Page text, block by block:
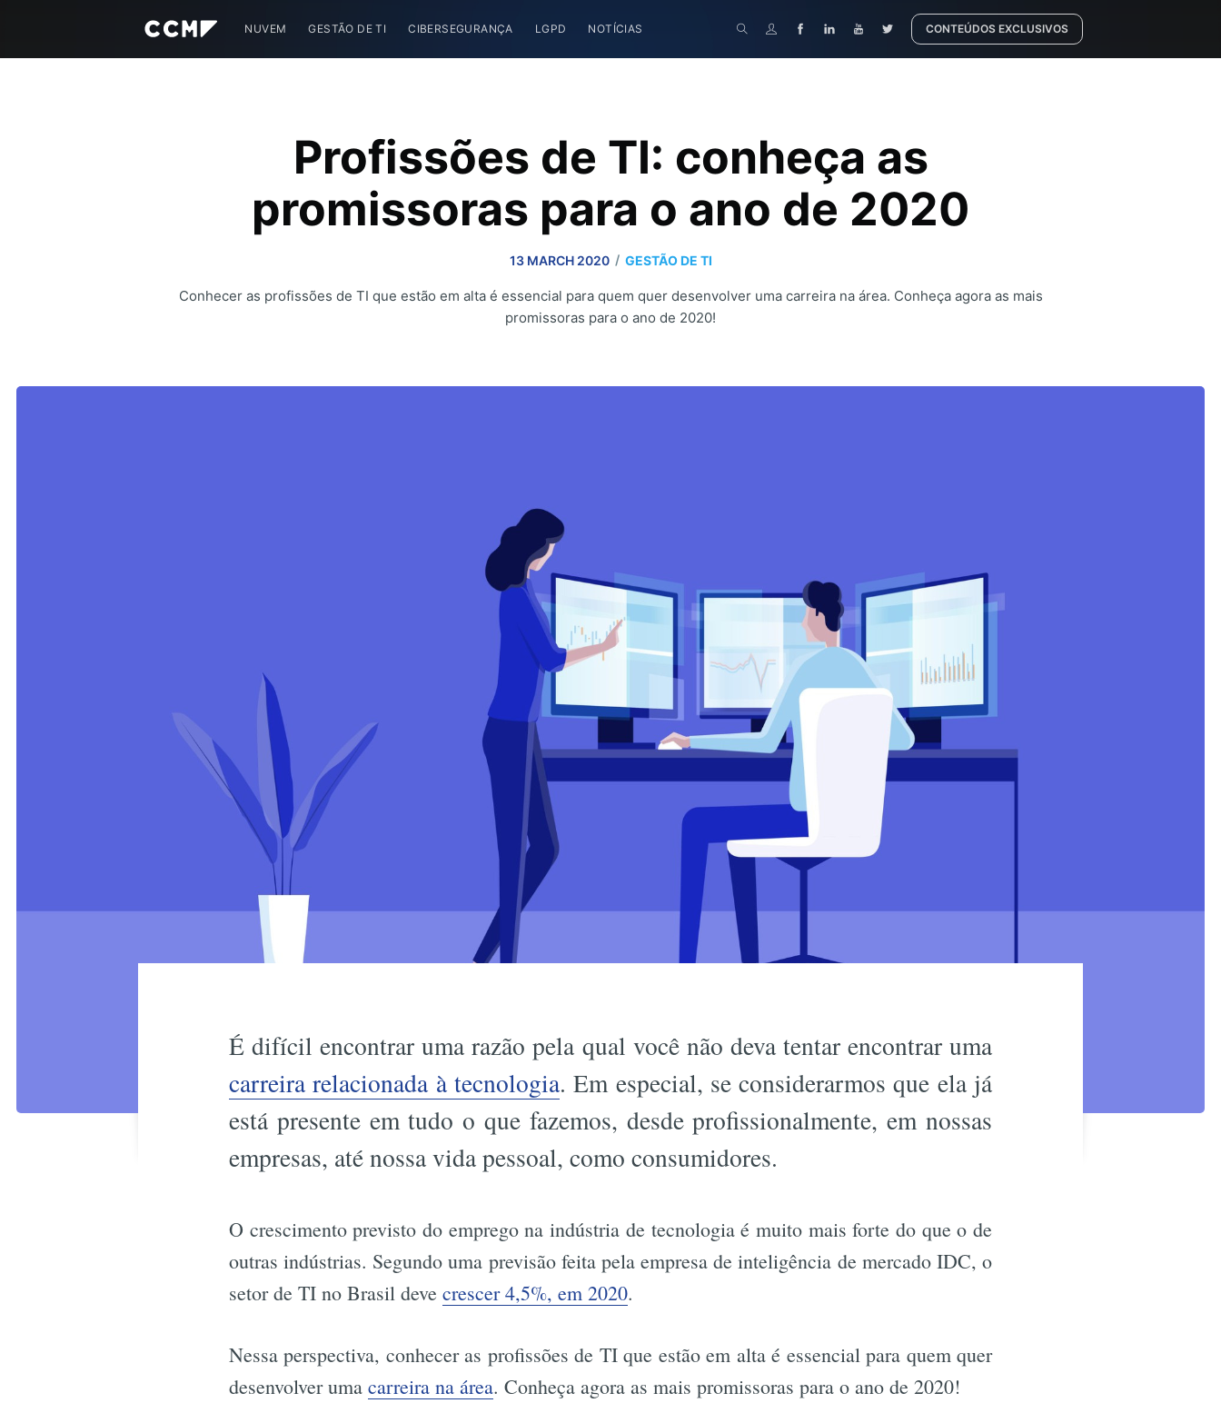
NUVEM GESTÃO DE TI CIBERSEGURANÇA LGPD NOTÍCIAS CONTEÚDOS EXCLUSIVOS
Profissões de TI: conheça as
promissoras para o ano de 2020
13 MARCH 2020 / GESTÃO DE TI
Conhecer as profissões de TI que estão em alta é essencial para quem quer desenvolver uma carreira na área. Conheça agora as mais
promissoras para o ano de 2020!
É difícil encontrar uma razão pela qual você não deva tentar encontrar uma
carreira relacionada à tecnologia. Em especial, se considerarmos que ela já
está presente em tudo o que fazemos, desde profissionalmente, em nossas
empresas, até nossa vida pessoal, como consumidores.
O crescimento previsto do emprego na indústria de tecnologia é muito mais forte do que o de
outras indústrias. Segundo uma previsão feita pela empresa de inteligência de mercado IDC, o
setor de TI no Brasil deve crescer 4,5%, em 2020.
Nessa perspectiva, conhecer as profissões de TI que estão em alta é essencial para quem quer
desenvolver uma carreira na área. Conheça agora as mais promissoras para o ano de 2020!